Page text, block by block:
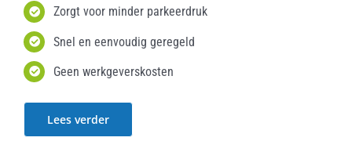
Zorgt voor minder parkeerdruk
Snel en eenvoudig geregeld
Geen werkgeverskosten
Lees verder